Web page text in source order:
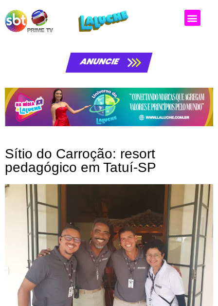
ANUNCIE
Sítio do Carroção: resort
pedagógico em Tatuí-SP